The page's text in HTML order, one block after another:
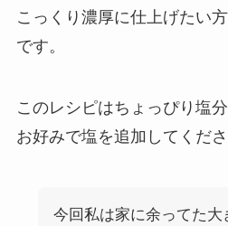
こっくり濃厚に仕上げたい
です。
このレシピはちょっぴり塩分
お好みで塩を追加してくだ
今回私は家に余ってた大